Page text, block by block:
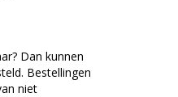
Dan kunnen
Bestellingen
niet